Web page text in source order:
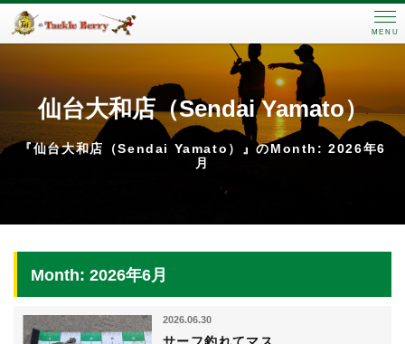
MENU
仙台大和店（Sendai Yamato）
『仙台大和店（Sendai Yamato）』のMonth: 2026年6
月
Month: 2026年6月
2026.06.30